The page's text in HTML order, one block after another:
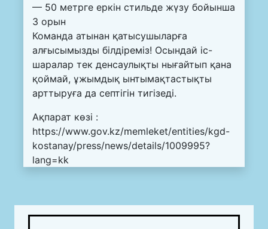
— 50 метрге еркін стильде жүзу бойынша
3 орын
Команда атынан қатысушыларға
алғысымызды білдіреміз! Осындай іс-
шаралар тек денсаулықты нығайтып қана
қоймай, ұжымдық ынтымақтастықты
арттыруға да септігін тигізеді.
Ақпарат көзі :
https://www.gov.kz/memleket/entities/kgd-
kostanay/press/news/details/1009995?
lang=kk